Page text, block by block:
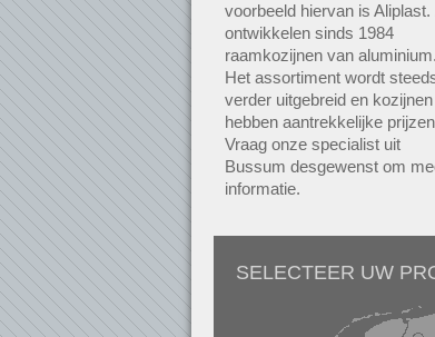
voorbeeld hiervan is Aliplast.
ontwikkelen sinds 1984
raamkozijnen van aluminium.
Het assortiment wordt
verder uitgebreid en kozijnen
hebben aantrekkelijke
Vraag onze specialist uit
Bussum desgewenst om
informatie.
SELECTEER UW